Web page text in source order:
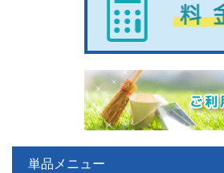
単品メニュー